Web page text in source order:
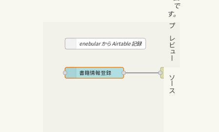
で
す。
書籍情報登録
enebular から Airtable 記録 プレビュー
ソース